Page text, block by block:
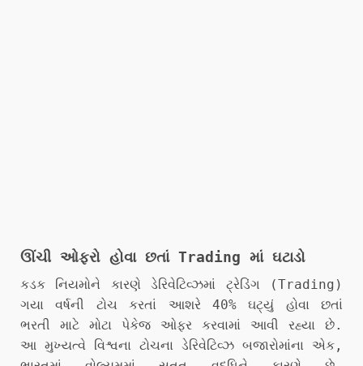
ઊંચી ઓફરો હોવા છતાં Trading માં ઘટાડો
કડક નિયમોને કારણે ડેરિવેટિવ્ઝમાં ટ્રેડિંગ (Trading)
ગયા વર્ષની ટોચ કરતાં આશરે 40% ઘટ્યું હોવા છતાં
ભરતી માટે મોટા પેકેજ ઓફર કરવામાં આવી રહ્યા છે.
આ મુખ્યત્વે વિશ્વના ટોચના ડેરિવેટિવ્ઝ બજારોમાંના એક,